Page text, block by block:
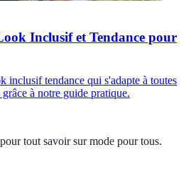
Inclusif et Tendance pour
inclusif tendance qui s'adapte à toutes
à notre guide pratique.
tout savoir sur mode pour tous.